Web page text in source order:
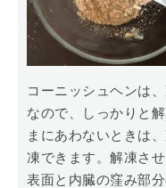
コーニッシュヘンは
なので、しっかりと
まにあわないときは
凍できます。解凍さ
表面と内臓の窪み部